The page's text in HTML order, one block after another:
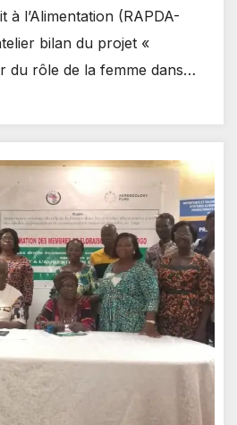
l’Alimentation (RAPDA-
bilan du projet «
du rôle de la femme dans…